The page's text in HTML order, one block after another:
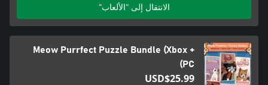
الانتقال إلى "الألعاب"
Meow Purrfect Puzzle Bundle (Xbox +
PC)
USD$25.99